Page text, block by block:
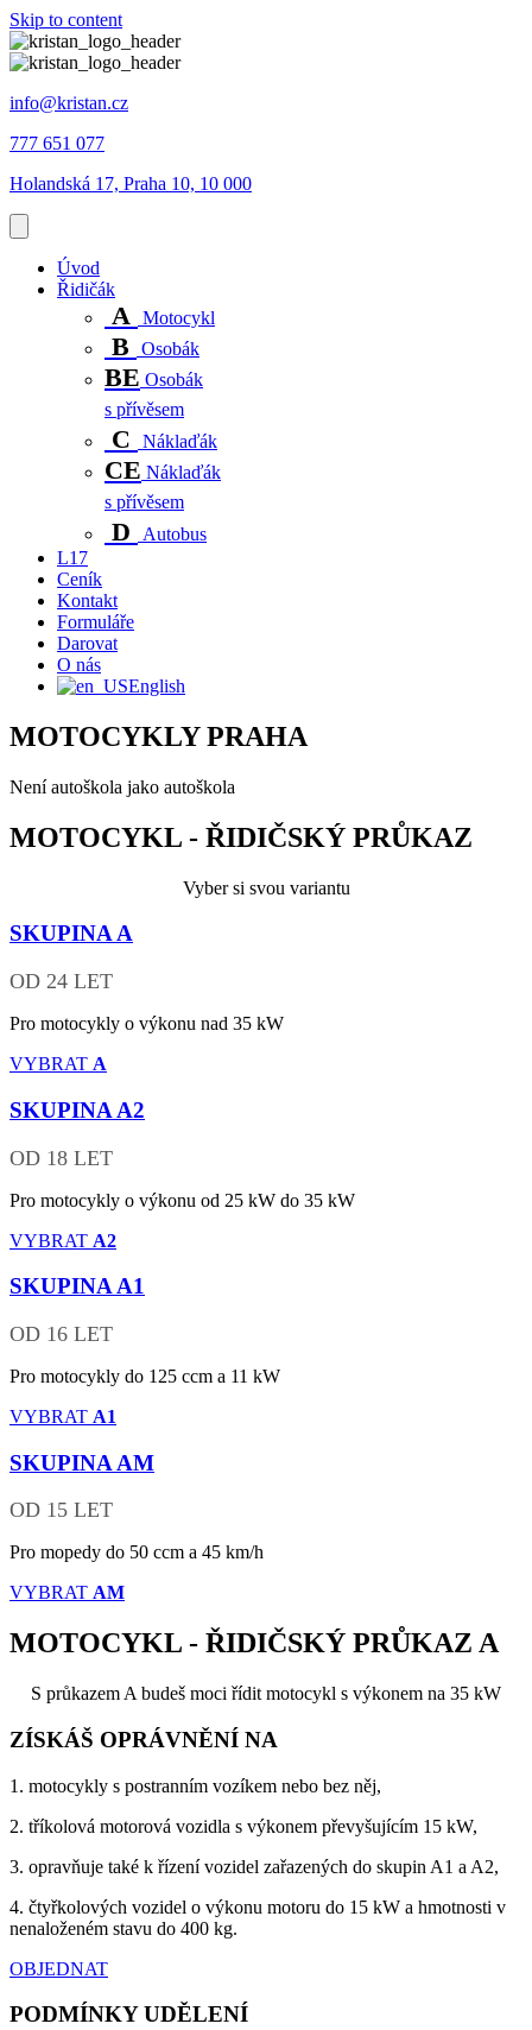
Skip to content
info@kristan.cz
777 651 077
Holandská 17, Praha 10, 10 000
Úvod
Řidičák
A Motocykl
B Osobák
BE Osobák
s přívěsem
C Náklaďák
CE Náklaďák
s přívěsem
D
Autobus
L17
Ceník
Kontakt
Formuláře
Darovat
O nás
English
MOTOCYKLY PRAHA
Není autoškola jako autoškola
MOTOCYKL - ŘIDIČSKÝ PRŮKAZ
Vyber si svou variantu
SKUPINAA
OD 24 LET
Pro motocykly o výkonu nad 35 kW
VYBRAT A
SKUPINA A2
OD 18 LET
Pro motocykly o výkonu od 25 kW do 35 kW
VYBRAT A2
SKUPINAA1
OD 16 LET
Pro motocykly do 125 ccm a 11 kW
VYBRAT A1
SKUPINA AM
OD 15 LET
Pro mopedy do 50 ccm a 45 km/h
VYBRAT AM
MOTOCYKL - ŘIDIČSKÝ PRŮKAZ A
S průkazem A budeš moci řídit motocykl s výkonem na 35 kW
ZÍSKÁŠ OPRÁVNĚNÍ NA
1. motocykly s postranním vozíkem nebo bez něj,
2. tříkolová motorová vozidla s výkonem převyšujícím 15 kW,
3. opravňuje také k řízení vozidel zařazených do skupin A1 a A2,
4. čtyřkolových vozidel o výkonu motoru do 15 kW a hmotnosti v
nenaloženém stavu do 400 kg.
OBJEDNAT
PODMÍNKY UDĚLENÍ